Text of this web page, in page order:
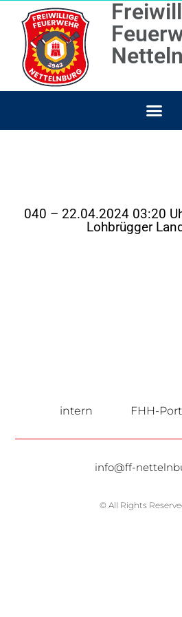
040 – 22.04.2024 03:20
Lohbrügger
intern FHH-
info@ff-
© All Rights